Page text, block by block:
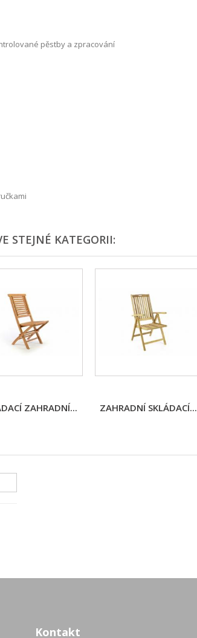
pěstby a zpracování
STEJNÉ KATEGORII:
ZAHRADNÍ... ZAHRADNÍ SKLÁDACÍ...
Kontakt